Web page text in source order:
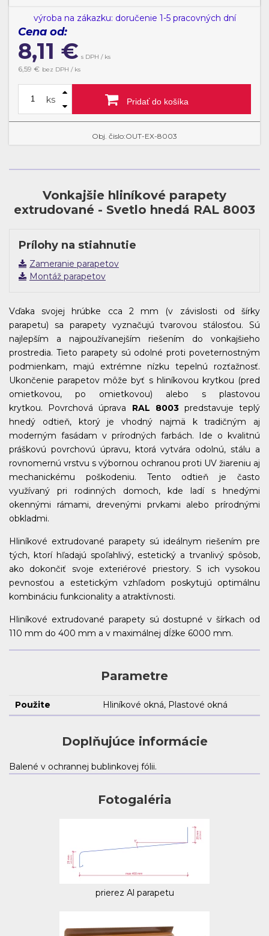
výroba na zákazku: doručenie 1-5 pracovných dní
Cena od:
8,11 € s DPH / ks
6,59 € bez DPH / ks
ks Pridať do košíka
Obj. čislo:OUT-EX-8003
Vonkajšie hliníkové parapety
extrudované - Svetlo hnedá RAL 8003
Prílohy na stiahnutie
Zameranie parapetov
Montáž parapetov
Vďaka svojej hrúbke cca 2 mm (v závislosti od šírky
parapetu) sa parapety vyznačujú tvarovou stálosťou. Sú
najlepším a najpoužívanejším riešením do vonkajšieho
prostredia. Tieto parapety sú odolné proti poveternostným
podmienkam, majú extrémne nízku tepelnú rozťažnosť.
Ukončenie parapetov môže byť s hliníkovou krytkou (pred
omietkovou, po omietkovou) alebo s plastovou
krytkou. Povrchová úprava RAL 8003 predstavuje teplý
hnedý odtieň, ktorý je vhodný najmä k tradičným aj
moderným fasádam v prírodných farbách. Ide o kvalitnú
práškovú povrchovú úpravu, ktorá vytvára odolnú, stálu a
rovnomernú vrstvu s výbornou ochranou proti UV žiareniu aj
mechanickému poškodeniu. Tento odtieň je často
využívaný pri rodinných domoch, kde ladí s hnedými
okennými rámami, drevenými prvkami alebo prírodnými
obkladmi.
Hliníkové extrudované parapety sú ideálnym riešením pre
tých, ktorí hľadajú spoľahlivý, estetický a trvanlivý spôsob,
ako dokončiť svoje exteriérové priestory. S ich vysokou
pevnosťou a estetickým vzhľadom poskytujú optimálnu
kombináciu funkcionality a atraktívnosti.
Hliníkové extrudované parapety sú dostupné v šírkach od
110 mm do 400 mm a v maximálnej dĺžke 6000 mm.
Parametre
Použite Hliníkové okná, Plastové okná
Doplňujúce informácie
Balené v ochrannej bublinkovej fólii.
Fotogaléria
prierez Al parapetu